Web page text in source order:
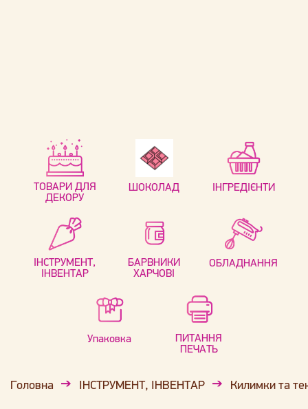
ТОВАРИ ДЛЯ
ДЕКОРУ
ШОКОЛАД ІНГРЕДІЄНТИ
ІНСТРУМЕНТ,
ІНВЕНТАР
БАРВНИКИ
ХАРЧОВІ
ОБЛАДНАННЯ
Упаковка
ПИТАННЯ
ПЕЧАТЬ
Головна ІНСТРУМЕНТ, ІНВЕНТАР Килимки та